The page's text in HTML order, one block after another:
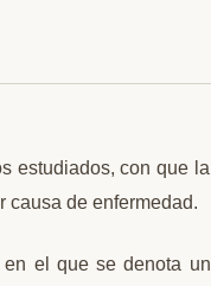
estudiados, con que
causa de enfermedad.
el que se denota